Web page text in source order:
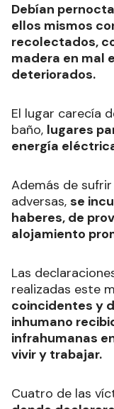
Debían
ellos mismos
recolectados,
madera en mal
deteriorados.
El lugar carecía
baño, lugares
energía
Además de
adversas, se
haberes, de
alojamiento
Las
realizadas este
coincidentes y
inhumano
infrahumanas
vivir y trabajar.
Cuatro de las